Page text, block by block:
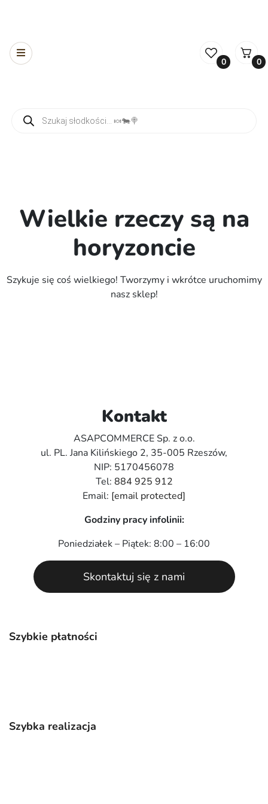
0 0
Wielkie rzeczy są na
horyzoncie
Szykuje się coś wielkiego! Tworzymy i wkrótce uruchomimy
nasz sklep!
Szybkie płatności
Szybka realizacja
Kontakt
ASAPCOMMERCE Sp. z o.o.
ul. PL. Jana Kilińskiego 2, 35-005 Rzeszów,
NIP: 5170456078
Tel: 884 925 912
Email: [email protected]
Godziny pracy infolinii:
Poniedziałek – Piątek: 8:00 – 16:00
Skontaktuj się z nami